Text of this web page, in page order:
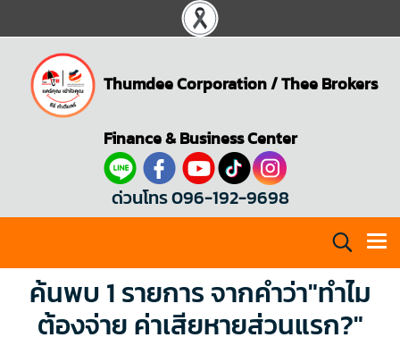
Thumdee Corporation/Thee Brokers
Finance & Business Center
ด่วนโทร 096-192-9698
ค้นพบ 1 รายการ จากคำว่า"ทำไม
ต้องจ่าย ค่าเสียหายส่วนแรก?"